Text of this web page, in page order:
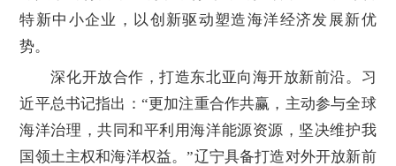
特新中小企业，以创新驱动塑造海洋经济发展新优
势。
深化开放合作，打造东北亚向海开放新前沿。习
近平总书记指出：“更加注重合作共赢，主动参与全球
海洋治理，共同和平利用海洋能源资源，坚决维护我
国领土主权和海洋权益。”辽宁具备打造对外开放新前